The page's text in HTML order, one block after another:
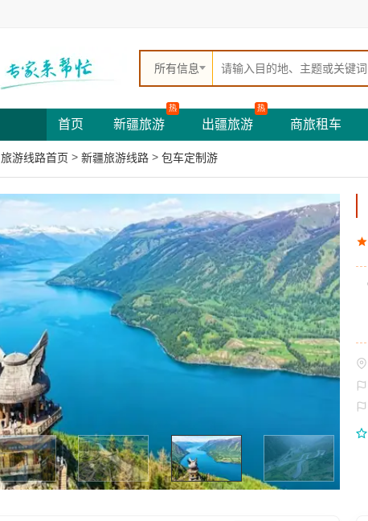
所有信息
首页 新疆旅游
热
出疆旅游
热
商旅租车
旅游线路首页 > 新疆旅游线路 > 包车定制游